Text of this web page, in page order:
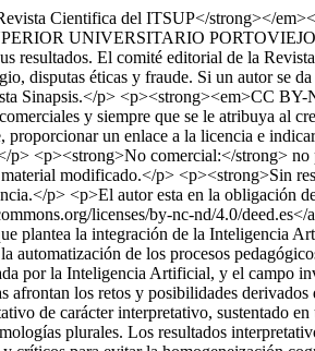
Cientifica del ITSUP</strong></
UNIVERSITARIO PORTOVIEJO
resultados. El comité editorial de la
disputas éticas y fraude. Si un autor se
Sinapsis.</p> <p><strong><em>CC
y siempre que se le atribuya al
un enlace a la licencia e
p> <p><strong>No comercial:</strong>
modificado.</p> <p><strong>Sin
p> <p>El autor esta en la obligación
licenses/by-nc-nd/4.0/deed.es</
plantea la integración de la Inteligencia
automatización de los procesos
por la Inteligencia Artificial, y el campo
los retos y posibilidades
de carácter interpretativo, sustentado
plurales. Los resultados